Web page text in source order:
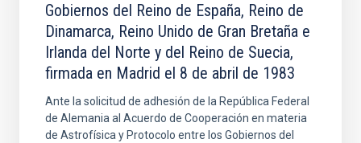
Gobiernos del Reino de España, Reino de
Dinamarca, Reino Unido de Gran Bretaña e
Irlanda del Norte y del Reino de Suecia,
firmada en Madrid el 8 de abril de 1983
Ante la solicitud de adhesión de la República Federal
de Alemania al Acuerdo de Cooperación en materia
de Astrofísica y Protocolo entre los Gobiernos del